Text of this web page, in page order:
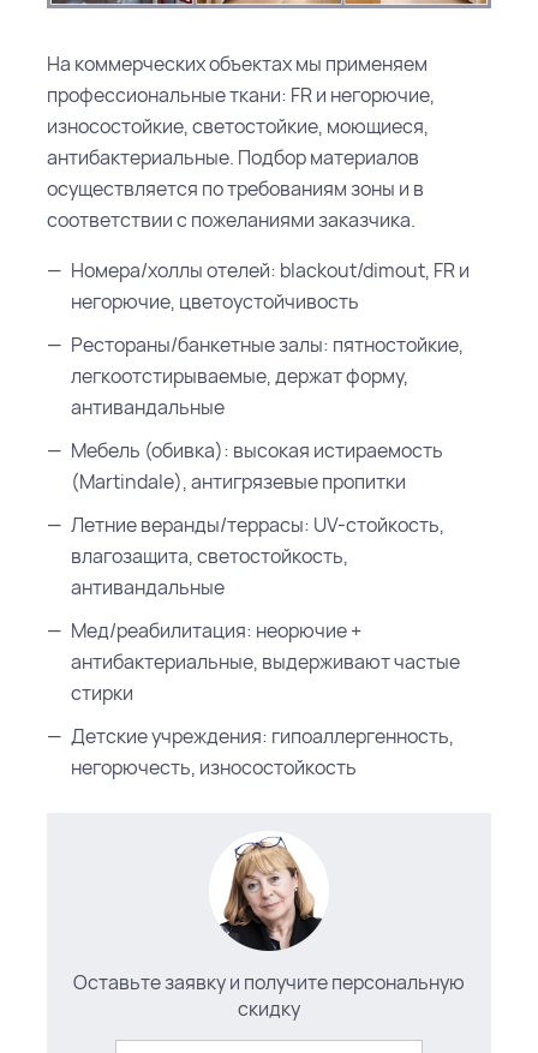
На коммерческих объектах мы применяем
профессиональные ткани: FR и негорючие,
износостойкие, светостойкие, моющиеся,
антибактериальные. Подбор материалов
осуществляется по требованиям зоны и в
соответствии с пожеланиями заказчика.
Номера/холлы отелей: blackout/dimout, FR и
негорючие, цветоустойчивость
Рестораны/банкетные залы: пятностойкие,
легкоотстирываемые, держат форму,
антивандальные
Мебель (обивка): высокая истираемость
(Martindale), антигрязевые пропитки
Летние веранды/террасы: UV-стойкость,
влагозащита, светостойкость,
антивандальные
Мед/реабилитация: неорючие +
антибактериальные, выдерживают частые
стирки
Детские учреждения: гипоаллергенность,
негорючесть, износостойкость
Оставьте заявку и получите персональную
скидку